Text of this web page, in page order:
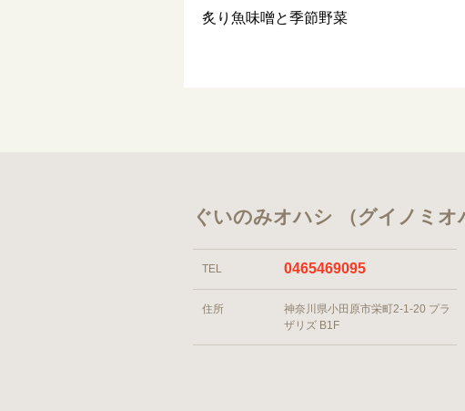
炙り魚味噌と季節野菜
ぐいのみオハシ （グイノミオ
TEL 0465469095
住所
神奈川県小田原市栄町2-1-20 プラ
ザリズ B1F